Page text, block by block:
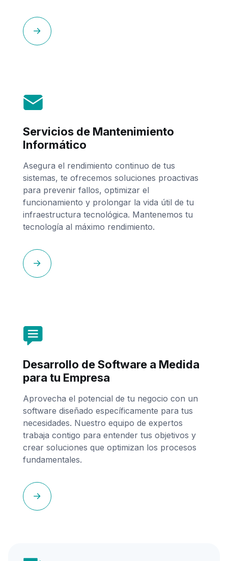
Servicios de Mantenimiento
Informático
Asegura el rendimiento continuo de tus
sistemas, te ofrecemos soluciones proactivas
para prevenir fallos, optimizar el
funcionamiento y prolongar la vida útil de tu
infraestructura tecnológica. Mantenemos tu
tecnología al máximo rendimiento.
Desarrollo de Software a Medida
para tu Empresa
Aprovecha el potencial de tu negocio con un
software diseñado específicamente para tus
necesidades. Nuestro equipo de expertos
trabaja contigo para entender tus objetivos y
crear soluciones que optimizan los procesos
fundamentales.